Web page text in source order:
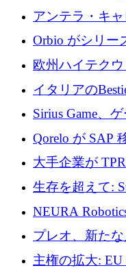
者補助金で 10
アンテラ・キ
アグリテクノ
に到達
Orbio がシリー
AI 労働力管理
欧州ハイテク
取引と5月のハ
イタリアの
速するために
Sirius Game、
ために 130 万
Qorelo が SAP
ドルを調達
大手企業が
Vanta を選択す
生存を超えて:
ように再考し
NEURA
Bending
4億ポンドのチ
プレオ、新た
雇
主権の拡大: